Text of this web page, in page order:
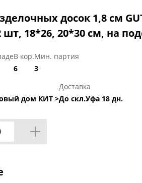
досок 1,8 см
18*26, 20*30 см, на
В кор.
6
Мин. партия
3
дом КИТ >
Доставка
До скл.Уфа 18 дн.